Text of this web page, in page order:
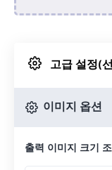
고급 설정(
이미지 옵션
출력 이미지 크기